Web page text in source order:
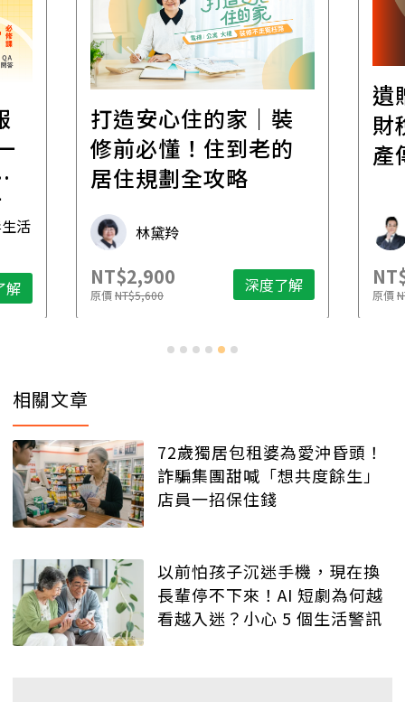
活
解
打造安心住的家｜裝
修前必懂！住到老的
居住規劃全攻略
林黛羚
NT$2,900
原價NT$5,600 深度了解
遺
財
產
原價
相關文章
72歲獨居包租婆為愛沖昏頭！
詐騙集團甜喊「想共度餘生」
店員一招保住錢
以前怕孩子沉迷手機，現在換
長輩停不下來！AI 短劇為何越
看越入迷？小心 5 個生活警訊